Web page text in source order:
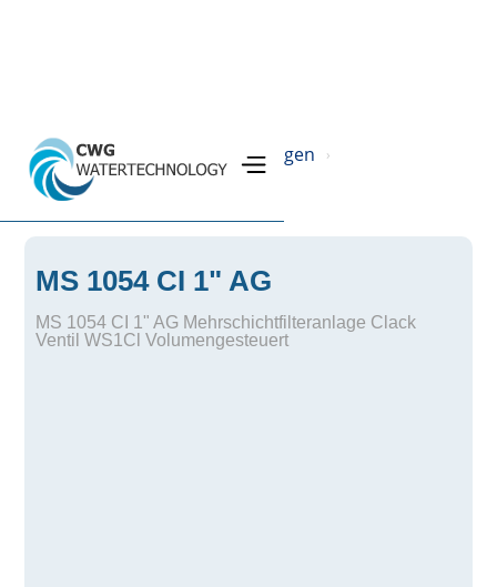
Home › Produkte Filteranlagen ›
Mehrschichtfilter ›
MS 1054 CI 1" AG
MS 1054 CI 1" AG Mehrschichtfilteranlage Clack
Ventil WS1Cl Volumengesteuert